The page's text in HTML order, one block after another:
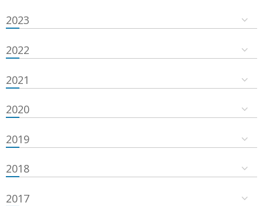
2023
2022
2021
2020
2019
2018
2017